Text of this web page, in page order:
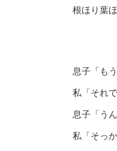
根ほり葉
息子「も
私「それ
息子「う
私「そっか